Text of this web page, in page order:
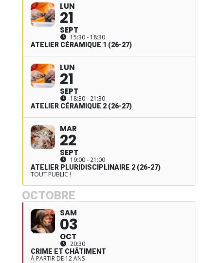
LUN
21
SEPT
15:30 - 18:30
ATELIER CÉRAMIQUE 1 (26-27)
LUN
21
SEPT
18:30 - 21:30
ATELIER CÉRAMIQUE 2 (26-27)
MAR
22
SEPT
19:00 - 21:00
ATELIER PLURIDISCIPLINAIRE 2 (26-27)
TOUT PUBLIC !
OCTOBRE
SAM
03
OCT
20:30
CRIME ET CHÂTIMENT
À PARTIR DE 12 ANS